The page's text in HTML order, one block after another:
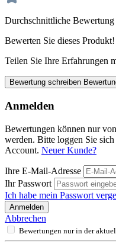
Durchschnittliche
Bewerten Sie dieses Produkt!
Teilen Sie Ihre Erfahrungen
Bewertung schreiben
Anmelden
Bewertungen können nur
werden. Bitte loggen Sie
Account. Neuer Kunde?
Ihre E-Mail-Adresse
Ihr Passwort
Ich habe mein Passwort
Anmelden
Abbrechen
Bewertungen nur in der